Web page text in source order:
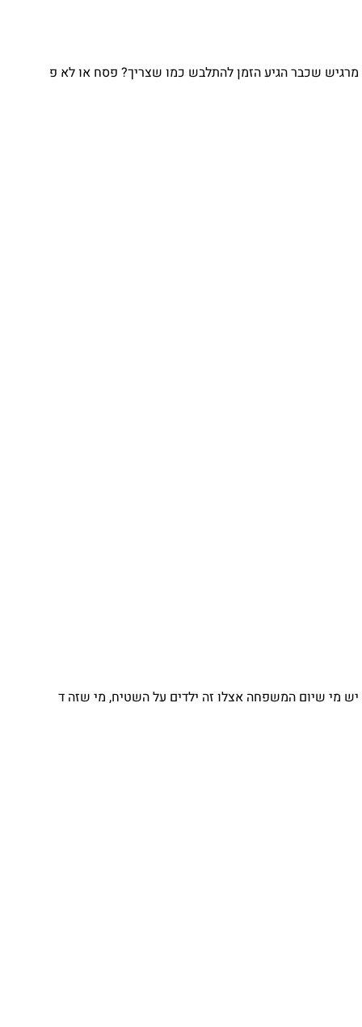
שכבר הגיע הזמן להתלבש כמו שצריך? פסח או לא פ
מי שיום המשפחה אצלו זה ילדים על השטיח, מי שזה ד